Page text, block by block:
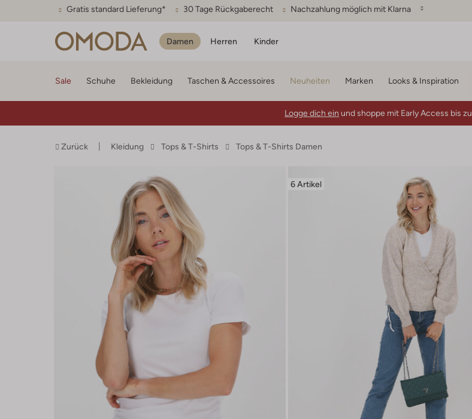
Gratis standard Lieferung* 30 Tage Rückgaberecht Nachzahlung möglich mit Klarna
Damen Herren Kinder
Sale Schuhe Bekleidung Taschen & Accessoires Neuheiten Marken Looks & Inspiration
Logge dich ein und shoppe mit Early Access bis zu
Zurück Kleidung Tops & T-Shirts Tops & T-Shirts Damen
6 Artikel